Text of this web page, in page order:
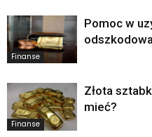
Finanse
Pomoc w
Finanse
Złota
mieć?